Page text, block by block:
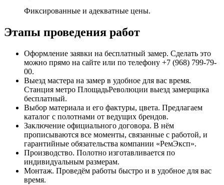
Фиксированные и адекватные цены.
Этапы проведения работ
Оформление заявки на бесплатный замер. Сделать это
можно прямо на сайте или по телефону +7 (968) 799-79-
00.
Выезд мастера на замер в удобное для вас время.
Станция метро ПлощадьРеволюции выезд замерщика
бесплатный.
Выбор материала и его фактуры, цвета. Предлагаем
каталог с полотнами от ведущих брендов.
Заключение официального договора. В нём
прописываются все моменты, связанные с работой, и
гарантийные обязательства компании «РемЭксп».
Производство. Полотно изготавливается по
индивидуальным размерам.
Монтаж. Проведём работы быстро и в удобное для вас
время.